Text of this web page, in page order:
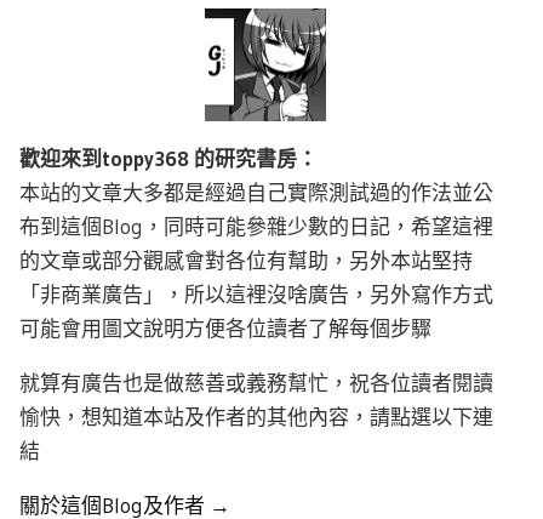
歡迎來到toppy368 的研究書房：
本站的文章大多都是經過自己實際測試過的作法並公
布到這個Blog，同時可能參雜少數的日記，希望這裡
的文章或部分觀感會對各位有幫助，另外本站堅持
「非商業廣告」，所以這裡沒啥廣告，另外寫作方式
可能會用圖文說明方便各位讀者了解每個步驟
就算有廣告也是做慈善或義務幫忙，祝各位讀者閱讀
愉快，想知道本站及作者的其他內容，請點選以下連
結
關於這個Blog及作者 →